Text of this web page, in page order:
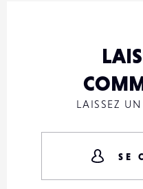
LAISSEZ
SE